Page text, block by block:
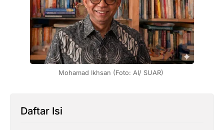
Mohamad Ikhsan (Foto: AI/ SUAR)
Daftar Isi